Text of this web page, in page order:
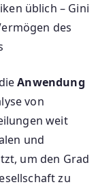
üblich – Gini
des
Anwendung
von
weit
und
um den Grad
zu